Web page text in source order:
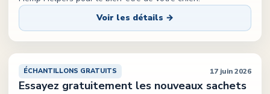
Voir les détails →
ÉCHANTILLONS GRATUITS 17 juin 2026
Essayez gratuitement les nouveaux sachets